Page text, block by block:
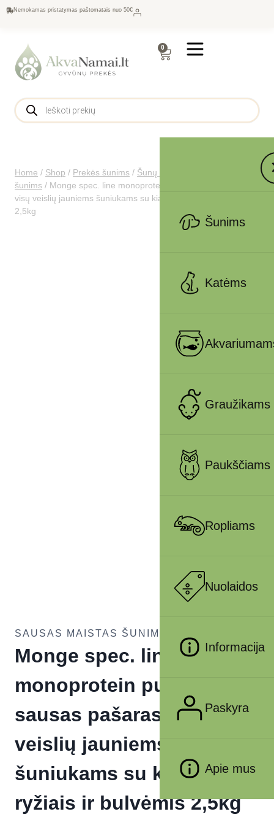
Nemokamas pristatymas paštomatais nuo 50€
0
Šunims
Katėms
Graužikams
Paukščiams
Ropliams
Nuolaidos
Informacija
Paskyra
Apie mus
Home / Shop / Prekės šunims / Šunų maistas
šunims / Monge spec. line monoprotein puppy sausas pašaras
visų veislių jauniems šuniukams su kiauliena, ryžiais ir bulvėmis
2,5kg
SAUSAS MAISTAS ŠUNIMS
Monge spec. line
monoprotein puppy
sausas pašaras visų
veislių jauniems
šuniukams su kiauliena,
ryžiais ir bulvėmis 2,5kg